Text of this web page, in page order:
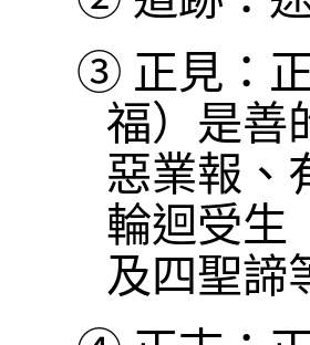
③ 正見：
福）是善
惡業報、
輪迴受生
及四聖諦